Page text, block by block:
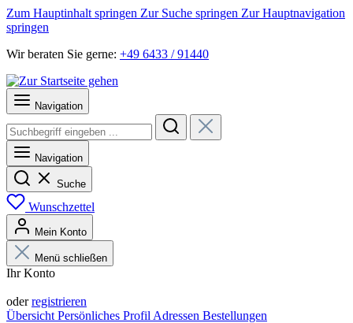
Zum Hauptinhalt springen Zur Suche springen Zur Hauptnavigation
springen
Wir beraten Sie gerne: +49 6433 / 91440
Navigation
Navigation
Suche
Wunschzettel
Mein Konto
Menü schließen
Ihr Konto
oderregistrieren
Übersicht Persönliches Profil Adressen Bestellungen